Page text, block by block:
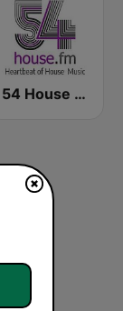
54 House FM